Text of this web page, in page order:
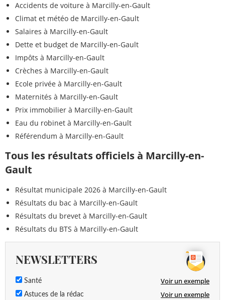
Accidents de voiture à Marcilly-en-Gault
Climat et météo de Marcilly-en-Gault
Salaires à Marcilly-en-Gault
Dette et budget de Marcilly-en-Gault
Impôts à Marcilly-en-Gault
Crèches à Marcilly-en-Gault
Ecole privée à Marcilly-en-Gault
Maternités à Marcilly-en-Gault
Prix immobilier à Marcilly-en-Gault
Eau du robinet à Marcilly-en-Gault
Référendum à Marcilly-en-Gault
Tous les résultats officiels à Marcilly-en-
Gault
Résultat municipale 2026 à Marcilly-en-Gault
Résultats du bac à Marcilly-en-Gault
Résultats du brevet à Marcilly-en-Gault
Résultats du BTS à Marcilly-en-Gault
NEWSLETTERS
Santé Voir un exemple
Astuces de la rédac Voir un exemple